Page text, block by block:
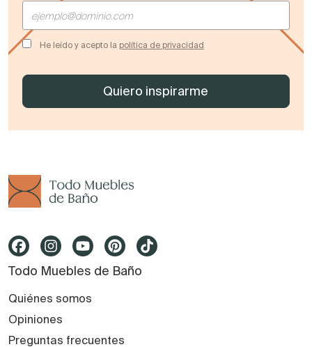
He leído y acepto la política de privacidad
Todo Muebles de Baño
Quiénes somos
Opiniones
Preguntas frecuentes